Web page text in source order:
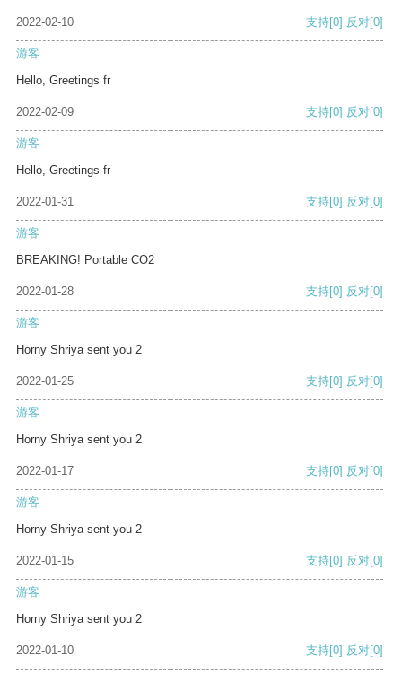
2022-02-10 支持[0] 反对[0]
游客
Hello, Greetings fr
2022-02-09 支持[0] 反对[0]
游客
Hello, Greetings fr
2022-01-31 支持[0] 反对[0]
游客
BREAKING! Portable CO2
2022-01-28 支持[0] 反对[0]
游客
Horny Shriya sent you 2
2022-01-25 支持[0] 反对[0]
游客
Horny Shriya sent you 2
2022-01-17 支持[0] 反对[0]
游客
Horny Shriya sent you 2
2022-01-15 支持[0] 反对[0]
游客
Horny Shriya sent you 2
2022-01-10 支持[0] 反对[0]